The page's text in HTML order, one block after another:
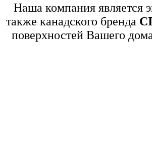
Наша компания является
также канадского бренда
поверхностей Вашего